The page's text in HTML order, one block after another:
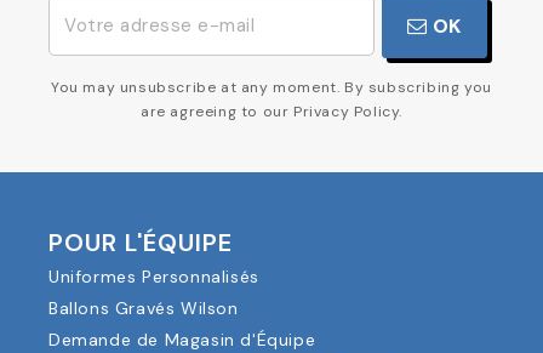
OK
You may unsubscribe at any moment. By subscribing you
are agreeing to our Privacy Policy.
POUR L'ÉQUIPE
Uniformes Personnalisés
Ballons Gravés Wilson
Demande de Magasin d'Équipe